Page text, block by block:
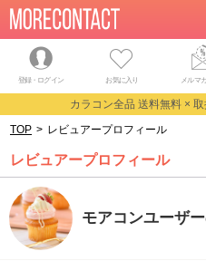
登録・ログイン お気に入り メルマガ
カラコン全品 送料無料 ×
TOP > レビュアープロフィール
レビュアープロフィール
モアコンユーザ